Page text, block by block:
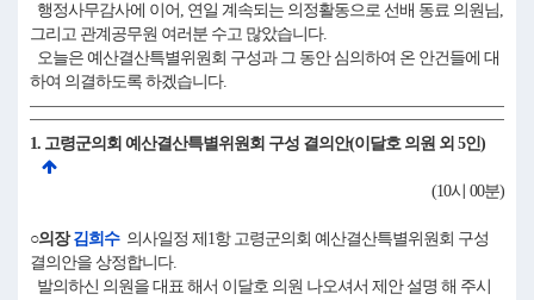
행정사무감사에 이어, 연일 계속되는 의정활동으로 선배 동료 의원님,
그리고 관계공무원 여러분 수고 많았습니다.
오늘은 예산결산특별위원회 구성과 그 동안 심의하여 온 안건들에 대
하여 의결하도록 하겠습니다.
1. 고령군의회 예산결산특별위원회 구성 결의안(이달호 의원 외 5인)
(10시 00분)
○의장김희수의사일정 제1항 고령군의회 예산결산특별위원회 구성
결의안을 상정합니다.
발의하신 의원을 대표 해서 이달호 의원 나오셔서 제안 설명 해 주시